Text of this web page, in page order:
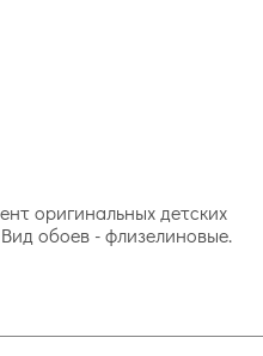
оригинальных детских
обоев - флизелиновые.